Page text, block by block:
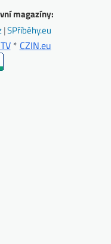
magazíny:
|SPříběhy.eu
* CZIN.eu